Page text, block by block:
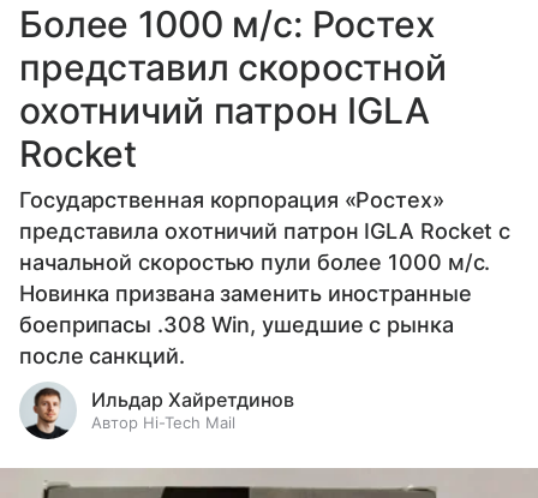
Более 1000 м/с: Ростех
представил скоростной
охотничий патрон IGLA
Rocket
Государственная корпорация «Ростех»
представила охотничий патрон IGLA Rocket с
начальной скоростью пули более 1000 м/с.
Новинка призвана заменить иностранные
боеприпасы .308 Win, ушедшие с рынка
после санкций.
Ильдар Хайретдинов
Автор Hi-Tech Mail